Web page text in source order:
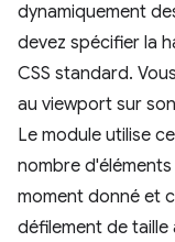
dynamiquement
devez spécifier la
CSS standard.
au viewport sur
Le module utilise
nombre
moment donné et
défilement de